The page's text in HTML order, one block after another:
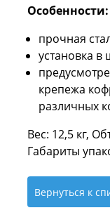
Особенности:
прочная
установка в
крепежа
различных
Вес: 12,5 кг,
Габариты
Вернуться к